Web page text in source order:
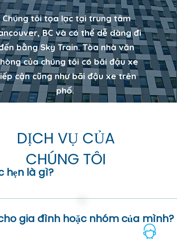
Chúng tôi tọa lạc tại trung tâm
BC và có thể dễ dàng đi
bằng Sky Train. Tòa nhà văn
của chúng tôi có bãi đậu xe
cận cũng như bãi đậu xe trên
phố.
DỊCH VỤ CỦA
CHÚNG TÔI
hẹn là gì?
hẹn. Hướng dẫn chi tiết về cuộc hẹn sẽ
nếu bạn muốn vào một trong những thời
thể sử dụng hệ thống đặt phòng trực tuyến.
gia đình hoặc nhóm của mình?